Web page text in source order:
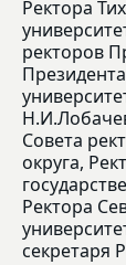
Ректора
ректоров
Совета
округа,
Ректора
секретаря